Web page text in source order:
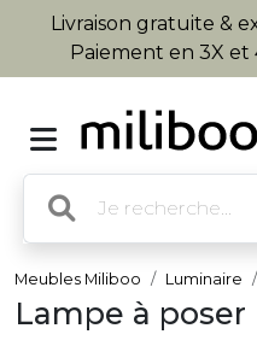
Livraison gratuite &
Paiement en 3X et
Meubles Miliboo Luminaire
Lampe à poser